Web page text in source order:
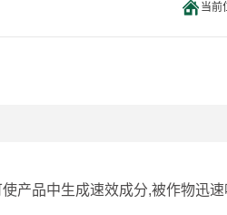
当前
产品中生成速效成分,被作物迅速